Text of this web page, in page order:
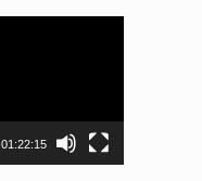
01:22:15